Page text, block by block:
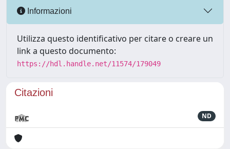
Informazioni
Utilizza questo identificativo per citare o creare un
link a questo documento:
https://hdl.handle.net/11574/179049
Citazioni
ND